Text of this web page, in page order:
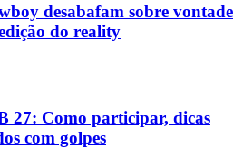
desabafam sobre vontade
do reality
27: Como participar, dicas
com golpes